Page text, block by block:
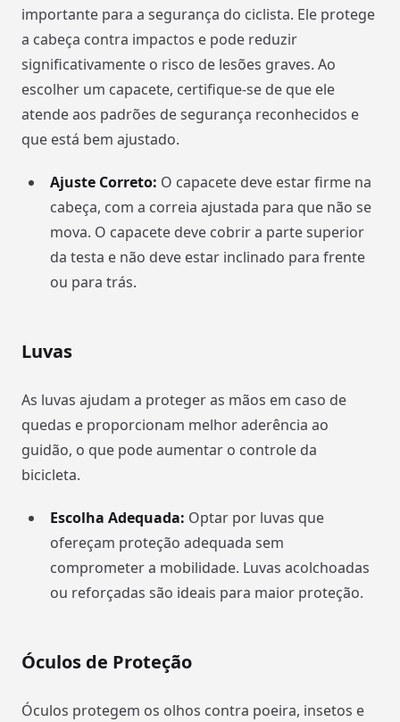
importante para a segurança do ciclista. Ele protege
a cabeça contra impactos e pode reduzir
significativamente o risco de lesões graves. Ao
escolher um capacete, certifique-se de que ele
atende aos padrões de segurança reconhecidos e
que está bem ajustado.
Ajuste Correto: O capacete deve estar firme na
cabeça, com a correia ajustada para que não se
mova. O capacete deve cobrir a parte superior
da testa e não deve estar inclinado para frente
ou para trás.
Luvas
As luvas ajudam a proteger as mãos em caso de
quedas e proporcionam melhor aderência ao
guidão, o que pode aumentar o controle da
bicicleta.
Escolha Adequada: Optar por luvas que
ofereçam proteção adequada sem
comprometer a mobilidade. Luvas acolchoadas
ou reforçadas são ideais para maior proteção.
Óculos de Proteção
Óculos protegem os olhos contra poeira, insetos e